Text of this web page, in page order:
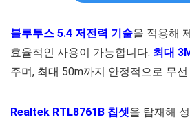
블루투스 5.4 저전력 기술을 적용해
효율적인 사용이 가능합니다. 최대
주며, 최대 50m까지 안정적으로 무
Realtek RTL8761B 칩셋을 탑재해